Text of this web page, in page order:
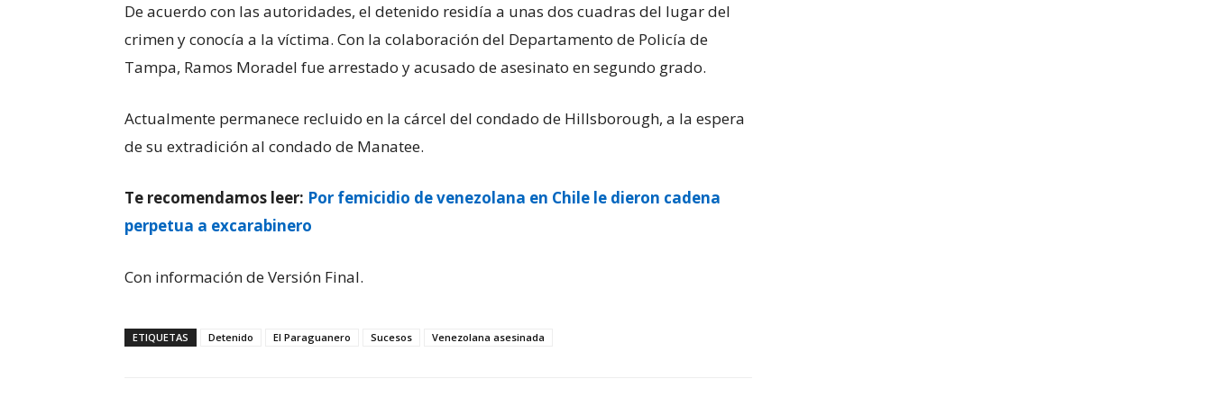
De acuerdo con las autoridades, el detenido residía a unas dos cuadras del lugar del
crimen y conocía a la víctima. Con la colaboración del Departamento de Policía de
Tampa, Ramos Moradel fue arrestado y acusado de asesinato en segundo grado.
Actualmente permanece recluido en la cárcel del condado de Hillsborough, a la espera
de su extradición al condado de Manatee.
Te recomendamos leer: Por femicidio de venezolana en Chile le dieron cadena
perpetua a excarabinero
Con información de Versión Final.
ETIQUETAS Detenido El Paraguanero Sucesos Venezolana asesinada